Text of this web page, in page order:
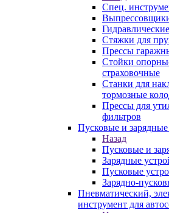
Спец.
Стяжки для
Прессы
Стойки
страховочные
Станки для
тормозные
Прессы для
фильтров
Пусковые и зарядные
Назад
Пусковые и
Зарядные
Пусковые
Зарядно-
Пневматический,
инструмент для